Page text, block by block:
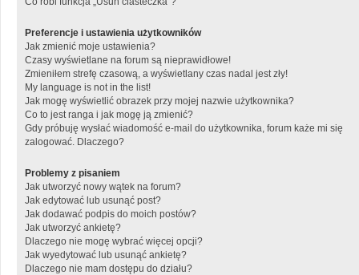
Preferencje i ustawienia użytkowników
Jak zmienić moje ustawienia?
Czasy wyświetlane na forum są nieprawidłowe!
Zmieniłem strefę czasową, a wyświetlany czas nadal jest zły!
My language is not in the list!
Jak mogę wyświetlić obrazek przy mojej nazwie użytkownika?
Co to jest ranga i jak mogę ją zmienić?
Gdy próbuję wysłać wiadomość e-mail do użytkownika, forum każe mi się
zalogować. Dlaczego?
Problemy z pisaniem
Jak utworzyć nowy wątek na forum?
Jak edytować lub usunąć post?
Jak dodawać podpis do moich postów?
Jak utworzyć ankietę?
Dlaczego nie mogę wybrać więcej opcji?
Jak wyedytować lub usunąć ankietę?
Dlaczego nie mam dostępu do działu?